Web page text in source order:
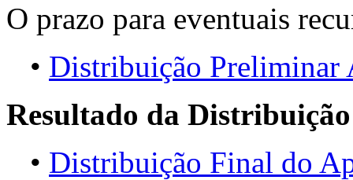
O prazo para eventuais
• Distribuição Preliminar
Resultado da
• Distribuição Final do